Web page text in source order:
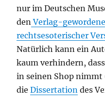
nur im Deutschen
den Verlag-
rechtsesoterischer
Natürlich kann ein
kaum verhindern,
in seinen Shop
dieDissertation des